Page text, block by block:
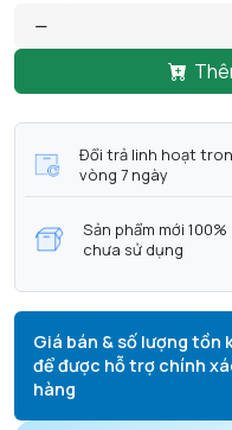
Đổi trả linh hoạt
vòng 7 ngày
Sản phẩm mới 100%
chưa sử dụng
Giá bán & số lượng tồn
để được hỗ trợ chính
hàng